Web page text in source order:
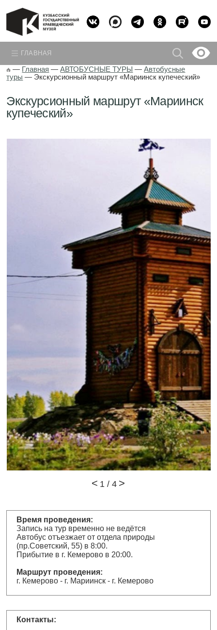
ГЛАВНАЯ
— Главная —АВТОБУСНЫЕ ТУРЫ —Автобусные
туры — Экскурсионный маршрут «Мариинск купеческий»
Экскурсионный маршрут «Мариинск
купеческий»
1 /4
Время проведения:
Запись на тур временно не ведётся
Автобус отъезжает от отдела природы
(пр.Советский, 55) в 8:00.
Прибытие в г. Кемерово в 20:00.
Маршрут проведения:
г. Кемерово - г. Мариинск - г. Кемерово
Контакты: